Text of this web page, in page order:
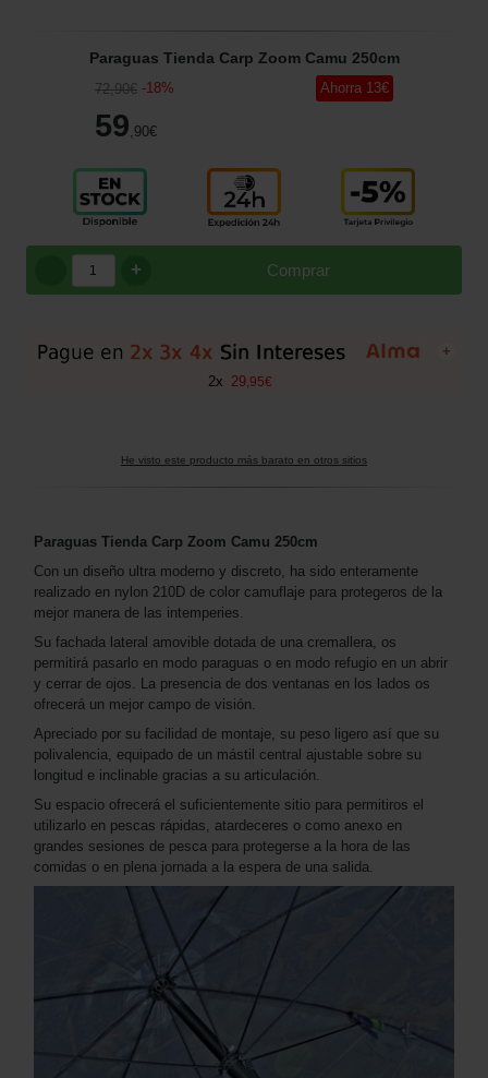
Paraguas Tienda Carp Zoom Camu 250cm
72,90€ -18%
59 ,90€
Ahorra 13€
Comprar
+
+
2x 29 95€
He visto este producto más barato en otros sitios
Paraguas Tienda Carp Zoom Camu 250cm
Con un diseño ultra moderno y discreto, ha sido enteramente
realizado en nylon 210D de color camuflaje para protegeros de la
mejor manera de las intemperies.
Su fachada lateral amovible dotada de una cremallera, os
permitirá pasarlo en modo paraguas o en modo refugio en un abrir
y cerrar de ojos. La presencia de dos ventanas en los lados os
ofrecerá un mejor campo de visión.
Apreciado por su facilidad de montaje, su peso ligero así que su
polivalencia, equipado de un mástil central ajustable sobre su
longitud e inclinable gracias a su articulación.
Su espacio ofrecerá el suficientemente sitio para permitiros el
utilizarlo en pescas rápidas, atardeceres o como anexo en
grandes sesiones de pesca para protegerse a la hora de las
comidas o en plena jornada a la espera de una salida.